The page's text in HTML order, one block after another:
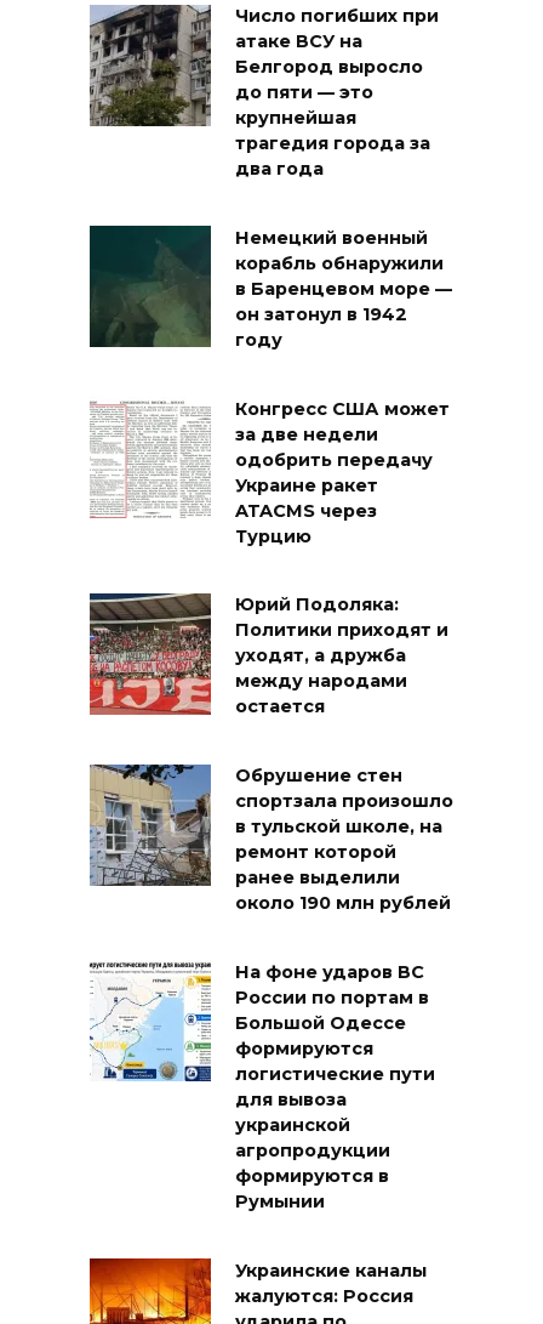
Число погибших при
атаке ВСУ на
Белгород выросло
до пяти — это
крупнейшая
трагедия города за
два года
Немецкий военный
корабль обнаружили
в Баренцевом море —
он затонул в 1942
году
Конгресс США может
за две недели
одобрить передачу
Украине ракет
ATACMS через
Турцию
Юрий Подоляка:
Политики приходят и
уходят, а дружба
между народами
остается
Обрушение стен
спортзала произошло
в тульской школе, на
ремонт которой
ранее выделили
около 190 млн рублей
На фоне ударов ВС
России по портам в
Большой Одессе
формируются
логистические пути
для вывоза
украинской
агропродукции
формируются в
Румынии
Украинские каналы
жалуются: Россия